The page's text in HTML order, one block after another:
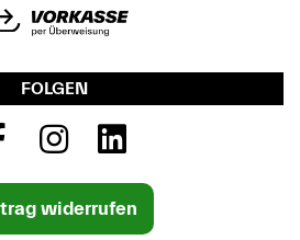
FOLGEN
widerrufen